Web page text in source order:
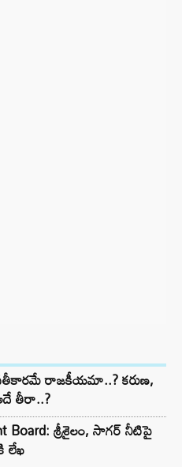
రాజకీయమా..? కరుణ,
తీరా..?
Board: శ్రీశైలం, సాగర్ నీటిపై
లేఖ